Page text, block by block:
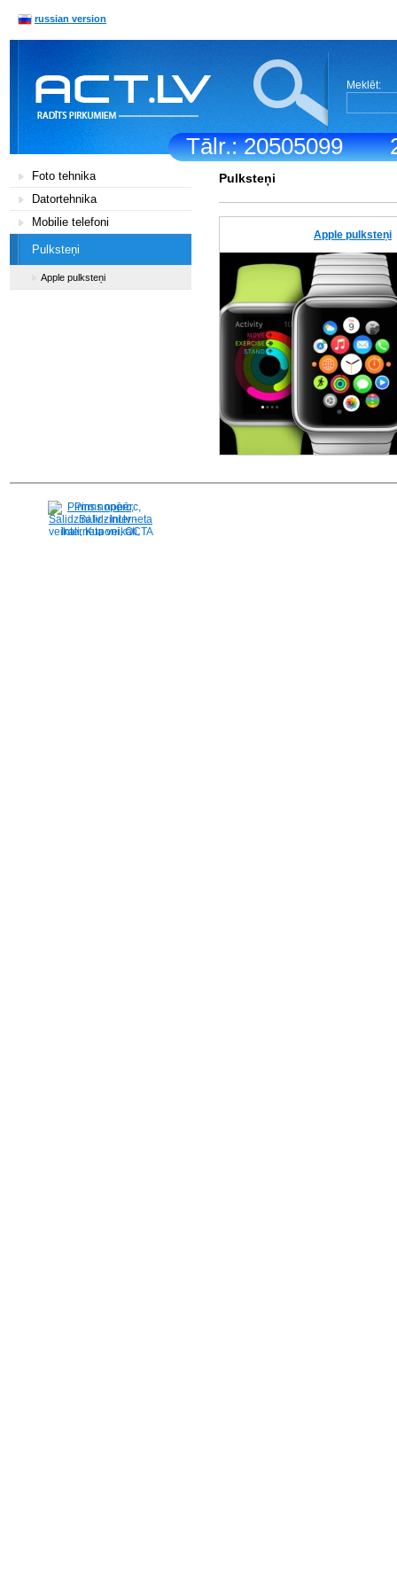
Tālr.: 20505099
russian version
Meklēt:
Foto tehnika
Datortehnika
Mobilie telefoni
Pulksteņi
Apple pulksteņi
Pulksteņi
Apple pulksteņi
Pirms nopērc,
Salidzini.lv - Interneta
veikali, Kuponi, OCTA